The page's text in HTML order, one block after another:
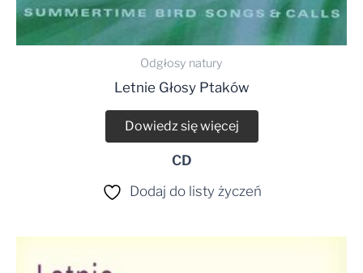
Odgłosy natury
Letnie Głosy Ptaków
Dowiedz się więcej
CD
Dodaj do listy życzeń